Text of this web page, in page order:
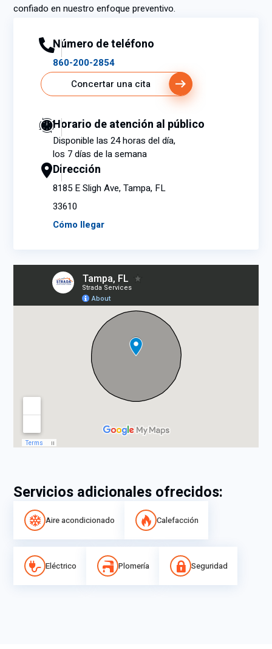
confiado en nuestro enfoque preventivo.
Número de teléfono
860-200-2854
Concertar una cita
Horario de atención al público
Disponible las 24 horas del día,
los 7 días de la semana
Dirección
8185 E Sligh Ave, Tampa, FL
33610
Cómo llegar
Servicios adicionales ofrecidos:
Aire acondicionado Calefacción
Eléctrico Plomería Seguridad